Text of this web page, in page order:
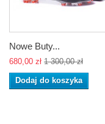
Nowe Buty...
680,00 zł 1 300,00 zł
Dodaj do koszyka